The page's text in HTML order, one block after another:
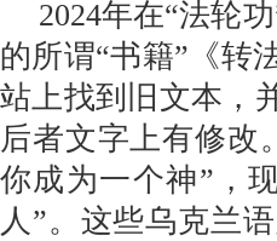
2024年在“法轮
的所谓“书籍”《转
站上找到旧文本，
后者文字上有修改
你成为一个神”，
人”。这些乌克兰